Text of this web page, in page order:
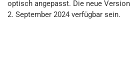
optisch angepasst. Die neue
2. September 2024 verfügbar sein.